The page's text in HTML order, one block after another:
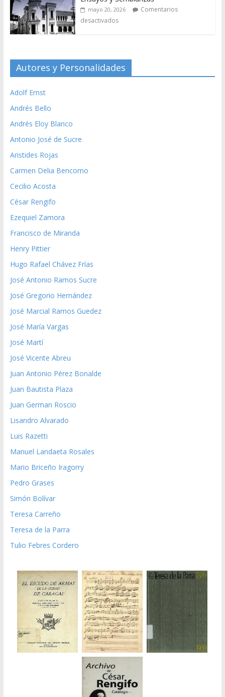
mayo 20, 2026
Comentarios
desactivados
Autores y Personalidades
Adolf Ernst
Andrés Bello
Andrés Eloy Blanco
Antonio José de Sucre
Aristides Rojas
Carmen Delia Bencomo
Cecilio Acosta
César Rengifo
Ezequiel Zamora
Francisco de Miranda
Henry Pittier
Hugo Rafael Chávez Frías
José Antonio Ramos Sucre
José Gregorio Hernández
José Marcial Ramos Guedez
José María Vargas
José Martí
José Vicente Abreu
Juan Antonio Pérez Bonalde
Juan Bautista Plaza
Juan German Roscio
Lisandro Alvarado
Luis Razetti
Manuel Landaeta Rosales
Mario Briceño Iragorry
Pedro Grases
Simón Bolívar
Teresa Carreño
Teresa de la Parra
Tulio Febres Cordero